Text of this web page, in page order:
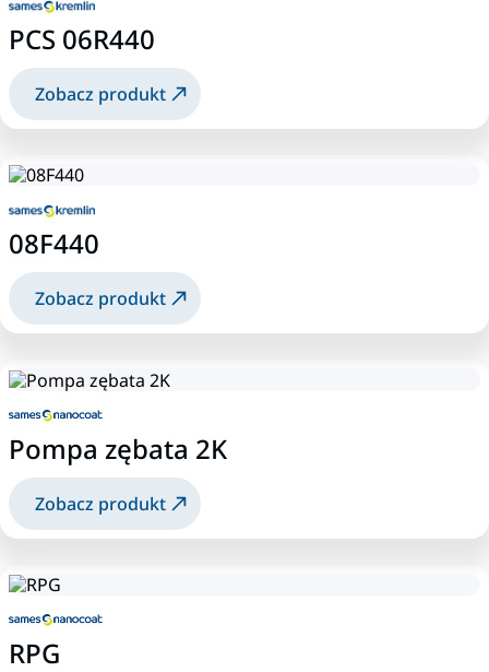
PCS 06R440
Zobacz produkt
08F440
Zobacz produkt
Pompa zębata 2K
Zobacz produkt
RPG